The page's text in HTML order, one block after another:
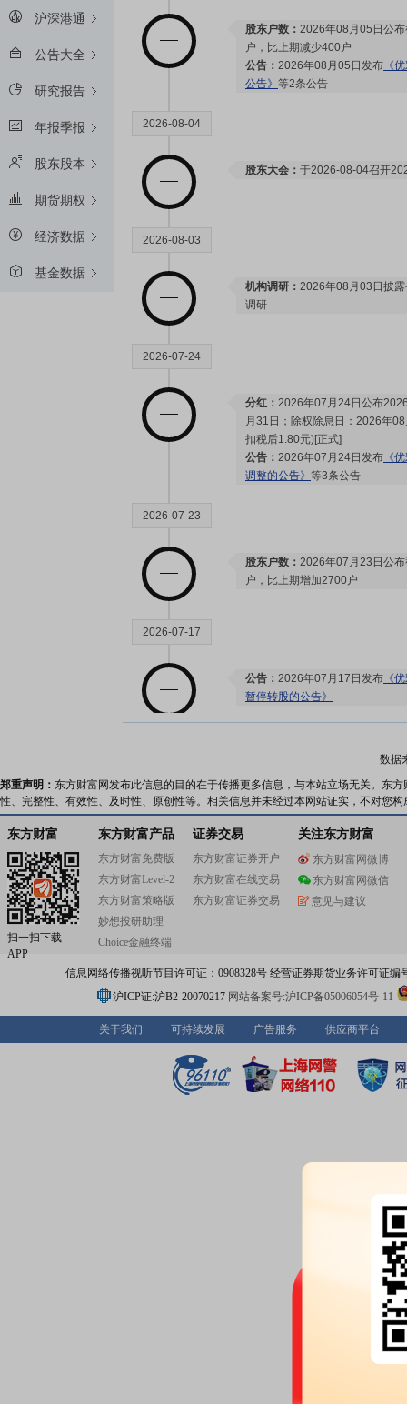
沪深港通
公告大全
研究报告
年报季报
股东股本
期货期权
经济数据
基金数据
股东户数： 2026年08月05日公
户，比上期减少400户
公告： 2026年08月05日发布 《
公告》 等2条公告
2026-08-04
股东大会： 于2026-08-04召开
2026-08-03
机构调研： 2026年08月03日披
调研
2026-07-24
分红： 2026年07月24日公布
月31日；除权除息日：2026年
扣税后1.80元)[正式]
公告： 2026年07月24日发布 《
调整的公告》 等3条公告
2026-07-23
股东户数： 2026年07月23日公
户，比上期增加2700户
2026-07-17
公告： 2026年07月17日发布 《
暂停转股的公告》
股东户数：2026年07月16日公
户，比上期减少296户
预约披露日：2026年半年报预约
家公司，共计3.87亿元
公告：2026年07月16日发布《
制度202607》等15条公告
业绩报表：2026年中报归属净利
本每股收益0.24元
2026-07-13
股东户数：2026年07月13日公
2026年07月02日预
2026年07月02日发布《
数据
郑重声明： 东方财富网发布此信息的目的在于传播更多信息，与本站立场无关。东
性、完整性、有效性、及时性、原创性等。相关信息并未经过本网站证实，不对您
东方财富
扫一扫下载
APP
东方财富产品
东方财富免费版
东方财富Level-2
东方财富策略版
妙想投研助理
Choice金融终端
证券交易
东方财富证券开户
东方财富在线交易
东方财富证券交易
关注东方财富
东方财富网微博
东方财富网微信
意见与建议
信息网络传播视听节目许可证：0908328号 经营证券期货业务许可证编
沪ICP证:沪B2-20070217 网站备案号:沪ICP备05006054号-11
关于我们 可持续发展 广告服务 供应商平台